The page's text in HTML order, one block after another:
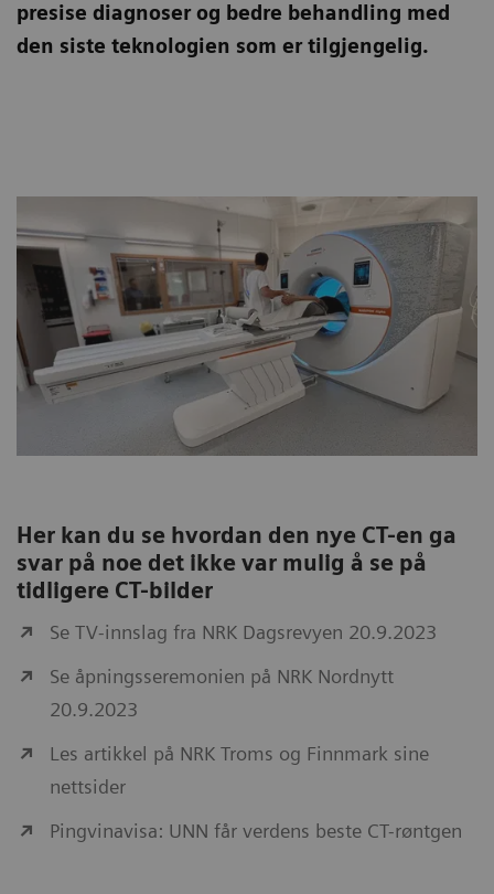
presise diagnoser og bedre behandling med
den siste teknologien som er tilgjengelig.
Her kan du se hvordan den nye CT-en ga
svar på noe det ikke var mulig å se på
tidligere CT-bilder
Se TV-innslag fra NRK Dagsrevyen 20.9.2023
Se åpningsseremonien på NRK Nordnytt
20.9.2023
Les artikkel på NRK Troms og Finnmark sine
nettsider
Pingvinavisa: UNN får verdens beste CT-røntgen